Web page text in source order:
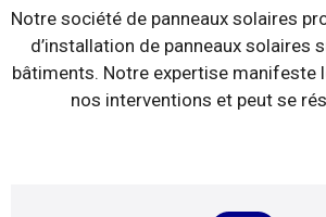
Notre société de panneaux solaires
d’installation de panneaux solaires
bâtiments. Notre expertise manifeste
nos interventions et peut se